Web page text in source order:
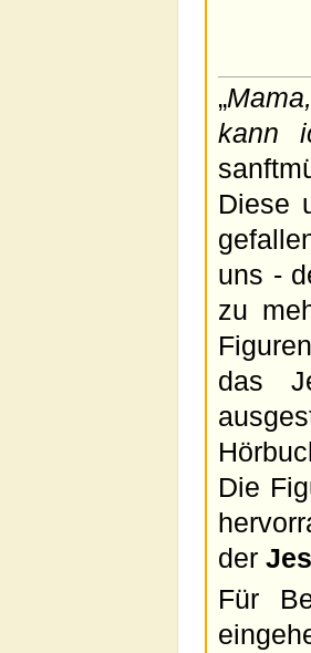
„
kann
Diese
uns -
zu
das
Die
der
Für